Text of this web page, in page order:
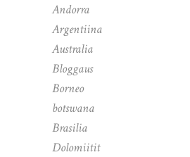
Andorra
Argentiina
Australia
Bloggaus
Borneo
botswana
Brasilia
Dolomiitit